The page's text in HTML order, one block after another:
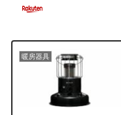
暖房器具